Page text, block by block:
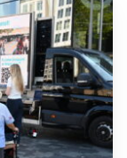
opvallende